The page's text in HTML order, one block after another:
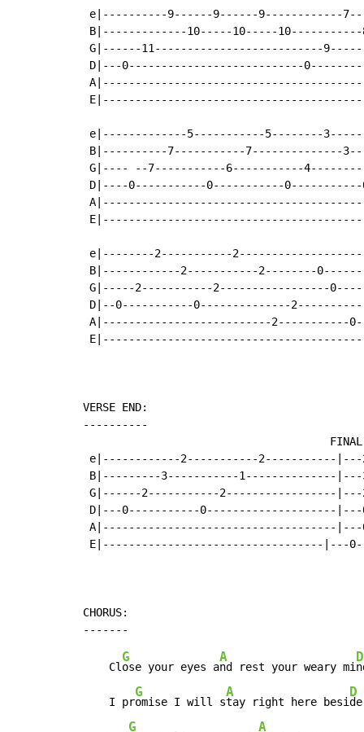
e|----------9------9------9------------
B|-------------10-----10-----10-----------
G|------11--------------------------
D|---0---------------------------
e|-------------5-----------5--------
B|----------7-----------7--------------
G|---- --7-----------6-----------
D|----0-----------0-----------
e|--------2-----------
B|------------2-----------2--------
G|-----2-----------2-----------------
D|--0-----------0--------------
A|--------------------------2-----------
VERSE END:
----------
e|------------2-----------2-----------|---
B|---------3-----------1--------------|---
G|------2-----------2-----------------|---
D|---0-----------0--------------------|---
A|------------------------------------|---
E|----------------------------------|---
CHORUS:
    Cl
G
ose your eyes a
A
nd rest your weary mi
D
    I pr
G
omise I will s
A
tay right here besi
D
G A